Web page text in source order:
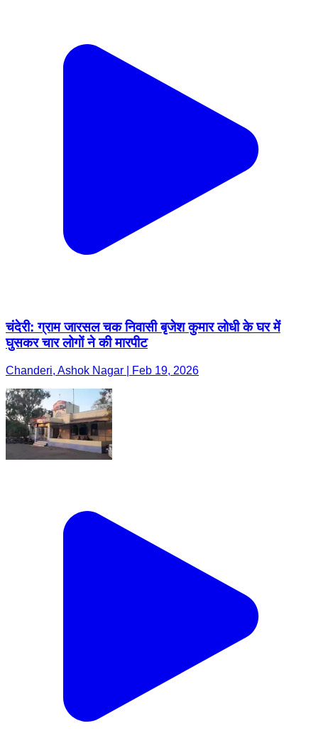
चंदेरी: ग्राम जारसल चक निवासी बृजेश कुमार लोधी के घर में
घुसकर चार लोगों ने की मारपीट
Chanderi, Ashok Nagar | Feb 19, 2026